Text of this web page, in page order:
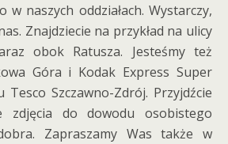
w naszych oddziałach. Wystarczy,
Znajdziecie na przykład na ulicy
obok Ratusza. Jesteśmy też
Góra i Kodak Express Super
Tesco Szczawno-Zdrój. Przyjdźcie
do dowodu osobistego
Zapraszamy Was także w